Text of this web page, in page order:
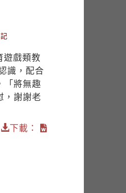
遊戲類教
識，配合
「將無趣
，謝謝老
下載：